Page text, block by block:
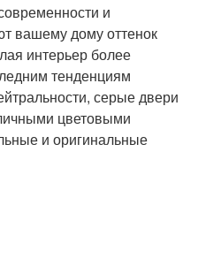
и
вашему дому оттенок
интерьер более
тенденциям
серые двери
цветовыми
и оригинальные